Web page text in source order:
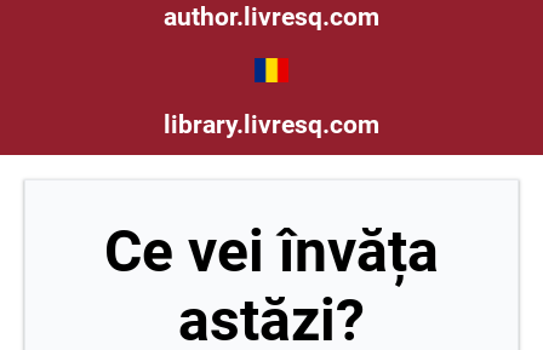
author.livresq.com
library.livresq.com
Ce vei învăța
astăzi?